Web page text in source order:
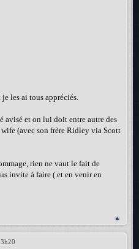
les ai tous appréciés.
avisé et on lui doit entre autre des
(avec son frère Ridley via Scott
rien ne vaut le fait de
invite à faire ( et en venir en